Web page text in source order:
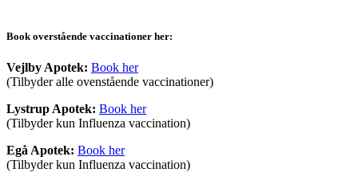
Book overstående vaccinationer her:
Vejlby Apotek: Book her
(Tilbyder alle ovenstående vaccinationer)
Lystrup Apotek: Book her
(Tilbyder kun Influenza vaccination)
Egå Apotek: Book her
(Tilbyder kun Influenza vaccination)